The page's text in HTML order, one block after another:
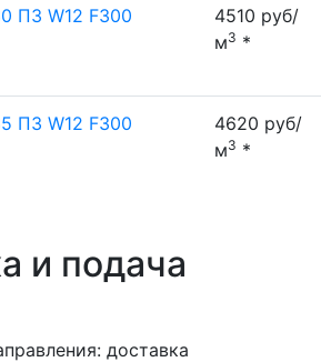
П3 W12 F300
4510 руб/
м3 *
П3 W12 F300
4620 руб/
м3 *
и подача
доставка